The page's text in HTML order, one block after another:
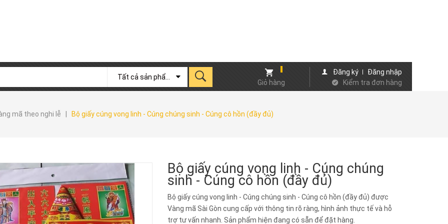
Giỏ hàng
Đăng ký
Đăng nhập
Kiểm tra đơn hàng
mã theo nghi lễ Bộ giấy cúng vong linh - Cúng chúng sinh - Cúng cô hồn (đầy đủ)
Bộ giấy cúng vong linh - Cúng chúng
sinh - Cúng cô hồn (đầy đủ)
Bộ giấy cúng vong linh - Cúng chúng sinh - Cúng cô hồn (đầy đủ) được
Vàng mã Sài Gòn cung cấp với thông tin rõ ràng, hình ảnh thực tế và hỗ
trợ tư vấn nhanh. Sản phẩm hiện đang có sẵn để đặt hàng.